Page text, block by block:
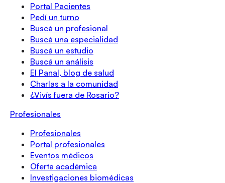
Portal Pacientes
Pedí un turno
Buscá un profesional
Buscá una especialidad
Buscá un estudio
Buscá un análisis
El Panal, blog de salud
Charlas a la comunidad
¿Vivís fuera de Rosario?
Profesionales
Profesionales
Portal profesionales
Eventos médicos
Oferta académica
Investigaciones biomédicas